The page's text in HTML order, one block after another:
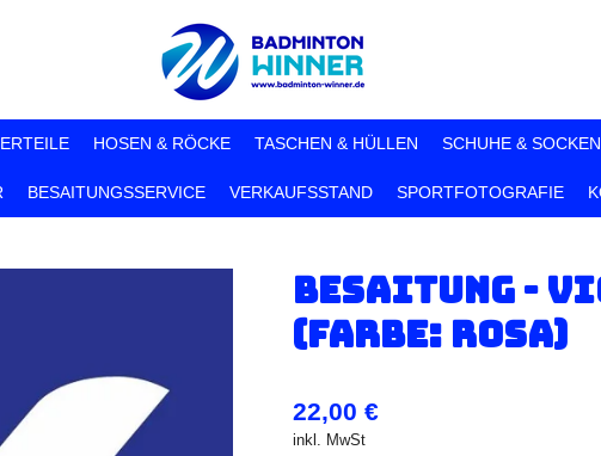
HOSEN & RÖCKE TASCHEN & HÜLLEN SCHUHE & SOCKEN
BESAITUNGSSERVICE VERKAUFSSTAND SPORTFOTOGRAFIE
Besaitung -
(Farbe: Rosa)
22,00 €
inkl. MwSt